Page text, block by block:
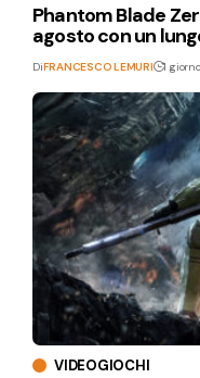
Phantom Blade
agosto con un
DiFRANCESCO LEMURI 1
VIDEOGIOCHI